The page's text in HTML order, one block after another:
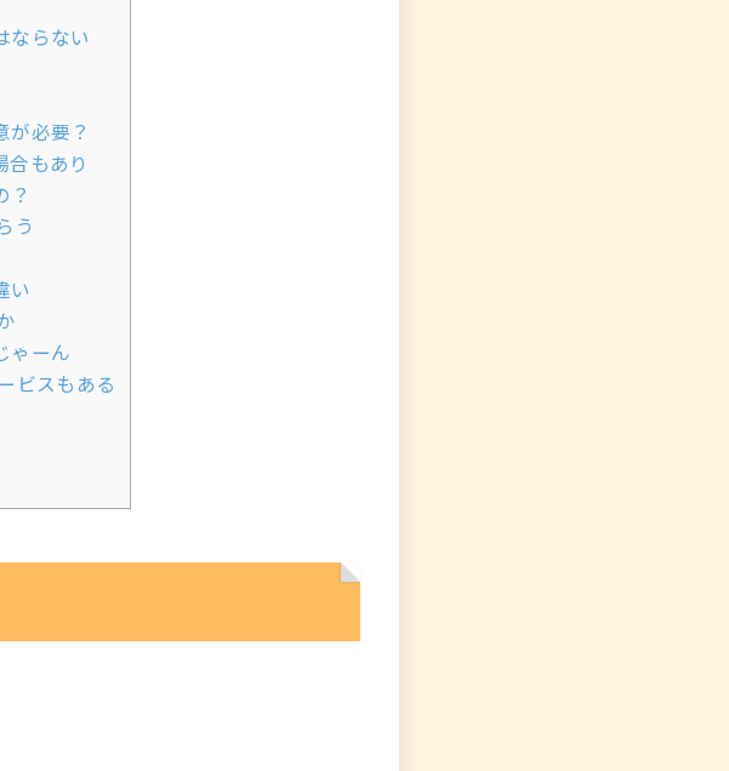
ならない
が必要？
合もあり
？
う
い
ゃーん
ビスもある